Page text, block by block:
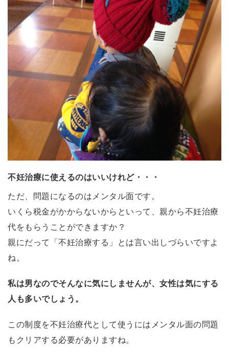
不妊治療に使えるのはいいけれど・・・
ただ、問題になるのはメンタル面です。
いくら税金がかからないからといって、親から不妊治療
代をもらうことができますか？
親にだって「不妊治療する」とは言い出しづらいですよ
ね。
私は男なのでそんなに気にしませんが、女性は気にする
人も多いでしょう。
この制度を不妊治療代として使うにはメンタル面の問題
もクリアする必要がありますね。